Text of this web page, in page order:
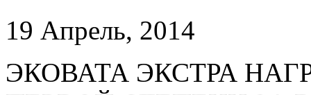
19 Апрель, 2014
ЭКОВАТА ЭКСТРА